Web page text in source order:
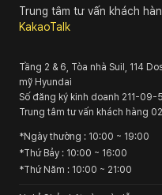
Trung tâm tư vấn khách
KakaoTalk
Tầng 2 & 6, Tòa nhà Suil, 114
mỹ Hyundai
Số đăng ký kinh doanh 211-09-
Trung tâm tư vấn khách hàng
*Ngày thường : 10:00 ~ 19:00
*Thứ Bảy : 10:00 ~ 16:00
*Thứ Năm : 10:00 ~ 21:00